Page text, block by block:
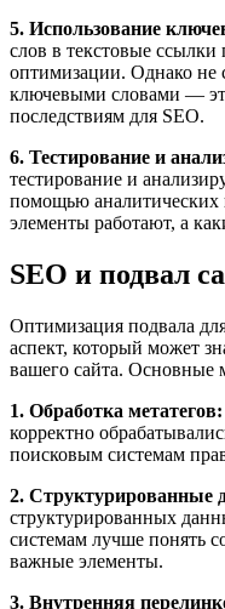
5. Использование
слов в текстовые
оптимизации. Однако не
ключевыми словами —
последствиям для SEO.
6. Тестирование и
тестирование и
помощью аналитических
элементы работают, а
SEO и подвал
Оптимизация подвала
аспект, который может
вашего сайта. Основные
1. Обработка метатегов:
корректно
поисковым системам
2. Структурированные
структурированных
системам лучше понять
важные элементы.
3. Внутренняя